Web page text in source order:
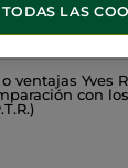
el
ventajas Yves
con
LAS